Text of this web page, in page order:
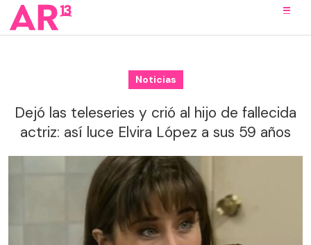
Noticias
Dejó las teleseries y crió al hijo de fallecida
actriz: así luce Elvira López a sus 59 años